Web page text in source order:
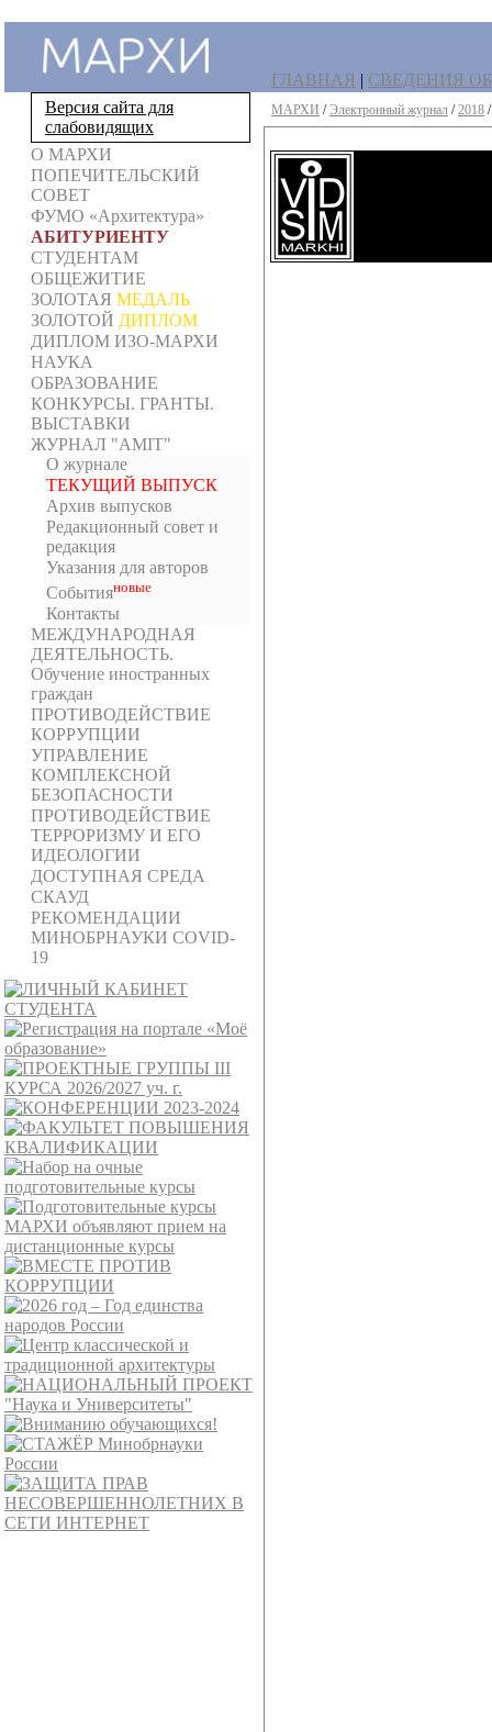
Версия сайта для
слабовидящих
О МАРХИ
ПОПЕЧИТЕЛЬСКИЙ
СОВЕТ
ФУМО «Архитектура»
АБИТУРИЕНТУ
СТУДЕНТАМ
ОБЩЕЖИТИЕ
ЗОЛОТАЯ МЕДАЛЬ
ЗОЛОТОЙ ДИПЛОМ
ДИПЛОМ ИЗО-МАРХИ
НАУКА
ОБРАЗОВАНИЕ
КОНКУРСЫ. ГРАНТЫ.
ВЫСТАВКИ
ЖУРНАЛ "AMIT"
О журнале
ТЕКУЩИЙ ВЫПУСК
Архив выпусков
Редакционный совет и
редакция
Указания для авторов
Событияновыe
Контакты
МЕЖДУНАРОДНАЯ
ДЕЯТЕЛЬНОСТЬ.
Обучение иностранных
граждан
ПРОТИВОДЕЙСТВИЕ
КОРРУПЦИИ
УПРАВЛЕНИЕ
КОМПЛЕКСНОЙ
БЕЗОПАСНОСТИ
ПРОТИВОДЕЙСТВИЕ
ТЕРРОРИЗМУ И ЕГО
ИДЕОЛОГИИ
ДОСТУПНАЯ СРЕДА
СКАУД
РЕКОМЕНДАЦИИ
МИНОБРНАУКИ COVID-
19
ГЛАВНАЯ | СВЕДЕНИЯ
МАРХИ /Электронный журнал /2018